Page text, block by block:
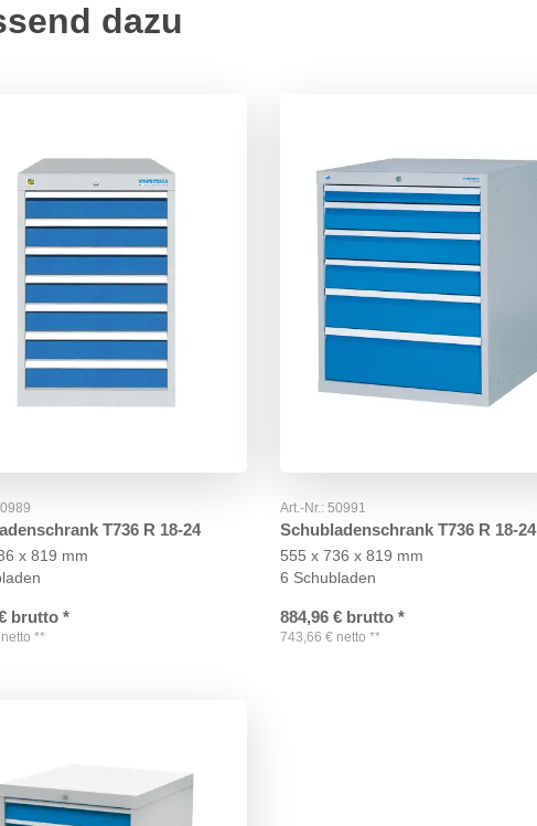
dazu
T736 R 18-24
x 819 mm
brutto *
netto **
Art.-Nr.: 50991
Schubladenschrank T736 R 18-24
555 x 736 x 819 mm
6 Schubladen
884,96 € brutto *
743,66 € netto **